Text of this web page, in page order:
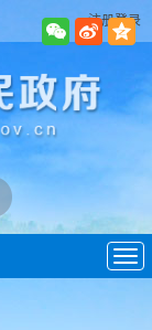
注册登录
导
航